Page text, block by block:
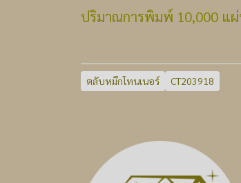
ปริมาณการพิมพ์ 10,000 แ
ตลับหมึกโทนเนอร์ CT203918